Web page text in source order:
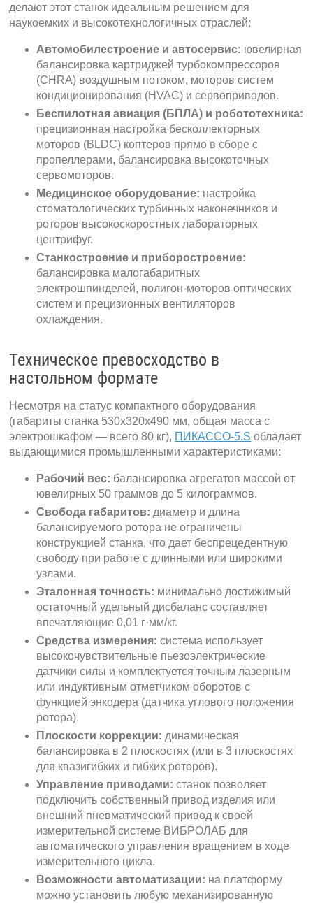
делают этот станок идеальным решением для
наукоемких и высокотехнологичных отраслей:
Автомобилестроение и автосервис: ювелирная
балансировка картриджей турбокомпрессоров
(CHRA) воздушным потоком, моторов систем
кондиционирования (HVAC) и сервоприводов.
Беспилотная авиация (БПЛА) и робототехника:
прецизионная настройка бесколлекторных
моторов (BLDC) коптеров прямо в сборе с
пропеллерами, балансировка высокоточных
сервомоторов.
Медицинское оборудование: настройка
стоматологических турбинных наконечников и
роторов высокоскоростных лабораторных
центрифуг.
Станкостроение и приборостроение:
балансировка малогабаритных
электрошпинделей, полигон-моторов оптических
систем и прецизионных вентиляторов
охлаждения.
Техническое превосходство в
настольном формате
Несмотря на статус компактного оборудования
(габариты станка 530х320х490 мм, общая масса с
электрошкафом — всего 80 кг), ПИКАССО-5.S обладает
выдающимися промышленными характеристиками:
Рабочий вес: балансировка агрегатов массой от
ювелирных 50 граммов до 5 килограммов.
Свобода габаритов: диаметр и длина
балансируемого ротора не ограничены
конструкцией станка, что дает беспрецедентную
свободу при работе с длинными или широкими
узлами.
Эталонная точность: минимально достижимый
остаточный удельный дисбаланс составляет
впечатляющие 0,01 г·мм/кг.
Средства измерения: система использует
высокочувствительные пьезоэлектрические
датчики силы и комплектуется точным лазерным
или индуктивным отметчиком оборотов с
функцией энкодера (датчика углового положения
ротора).
Плоскости коррекции: динамическая
балансировка в 2 плоскостях (или в 3 плоскостях
для квазигибких и гибких роторов).
Управление приводами: станок позволяет
подключить собственный привод изделия или
внешний пневматический привод к своей
измерительной системе ВИБРОЛАБ для
автоматического управления вращением в ходе
измерительного цикла.
Возможности автоматизации: на платформу
можно установить любую механизированную